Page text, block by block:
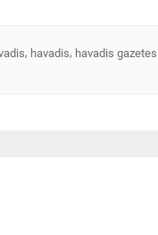
, havadis, havadis